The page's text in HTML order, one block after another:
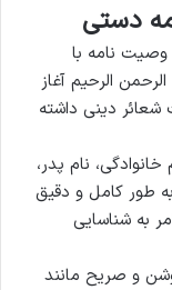
نامه با
الرحیم آغاز
دینی داشته
خانوادگی، نام پدر،
طور کامل و دقیق
به شناسایی
و صریح مانند